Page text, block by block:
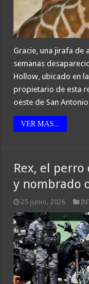
Gracie, una jirafa de
semanas
Hollow, ubicado en
propietario de esta
oeste de San
VER MAS...
Rex, el
y nombrado
25 junio, 2026